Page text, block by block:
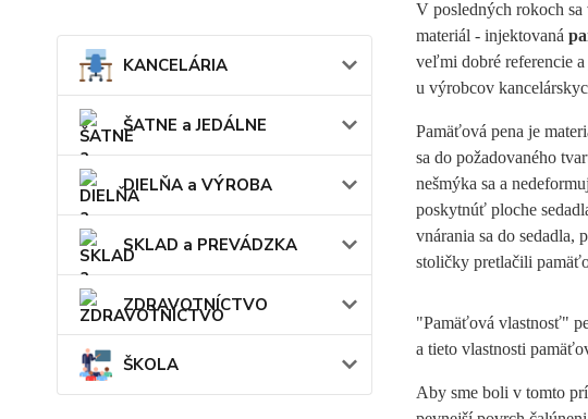
KANCELÁRIA
ŠATNE a JEDÁLNE
DIELŇA a VÝROBA
SKLAD a PREVÁDZKA
ZDRAVOTNÍCTVO
ŠKOLA
V posledných rokoch
materiál - injektovaná
veľmi dobré referencie
u výrobcov
Pamäťová pena je
sa do požadovaného
nešmýka sa a
poskytnúť ploche
vnárania sa do sedadla,
stoličky pretlačili
"Pamäťová vlastnosť"
a tieto vlastnosti
Aby sme boli v tomto